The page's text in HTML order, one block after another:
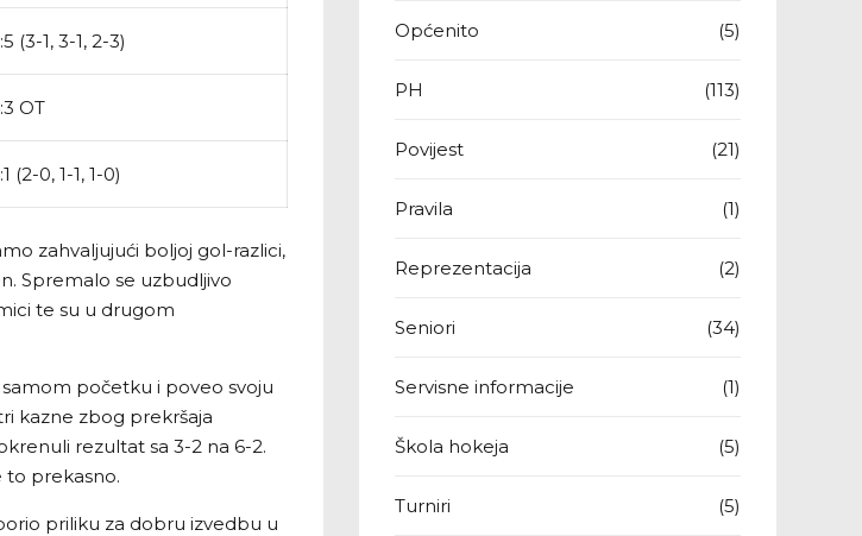
(3-1, 3-1, 2-3)
OT
(2-0, 1-1, 1-0)
zahvaljujući boljoj gol-razlici,
Spremalo se uzbudljivo
te su u drugom
početku i poveo svoju
kazne zbog prekršaja
rezultat sa 3-2 na 6-2.
to prekasno.
priliku za dobru izvedbu u
Općenito (5)
PH (113)
Povijest (21)
Pravila (1)
Reprezentacija (2)
Seniori (34)
Servisne informacije (1)
Škola hokeja (5)
Turniri (5)